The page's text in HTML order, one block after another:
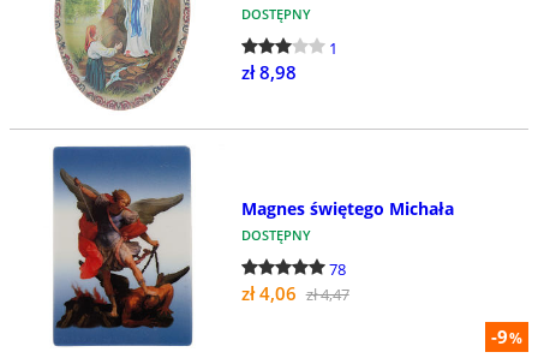
DOSTĘPNY
1
zł 8,98
-9%
Magnes świętego Michała
DOSTĘPNY
78
zł 4,06 zł 4,47